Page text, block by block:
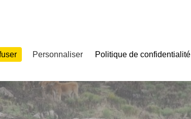
Personnaliser Politique de confidentialité